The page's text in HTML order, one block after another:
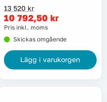
13 520 kr
Det
ursprungliga
priset
var:
13
520 kr.
10 792,50 kr
Det
nuvarande
priset
är:
10
792,50 kr.
Pris inkl. moms
Skickas omgående
Lägg i varukorgen